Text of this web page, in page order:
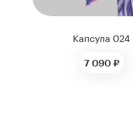
Капсула 024
7 090 ₽